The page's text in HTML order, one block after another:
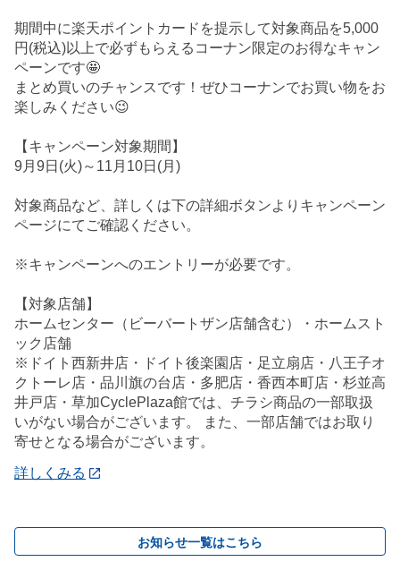
期間中に楽天ポイントカードを提示して対象商品を5,000
円(税込)以上で必ずもらえるコーナン限定のお得なキャン
ペーンです🤩
まとめ買いのチャンスです！ぜひコーナンでお買い物をお
楽しみください😉
【キャンペーン対象期間】
9月9日(火)～11月10日(月)
対象商品など、詳しくは下の詳細ボタンよりキャンペーン
ページにてご確認ください。
※キャンペーンへのエントリーが必要です。
【対象店舗】
ホームセンター（ビーバートザン店舗含む）・ホームスト
ック店舗
※ドイト西新井店・ドイト後楽園店・足立扇店・八王子オ
クトーレ店・品川旗の台店・多肥店・香西本町店・杉並高
井戸店・草加CyclePlaza館では、チラシ商品の一部取扱
いがない場合がございます。 また、一部店舗ではお取り
寄せとなる場合がございます。
詳しくみる
お知らせ一覧はこちら